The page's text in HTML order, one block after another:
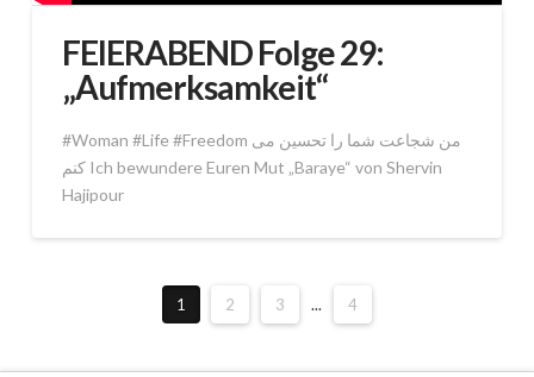
FEIERABEND Folge 29:
„Aufmerksamkeit“
#Woman #Life #Freedom من شجاعت شما را تحسین می
کنم Ich bewundere Euren Mut „Baraye“ von Shervin
Hajipour
1 2 3 ... 4